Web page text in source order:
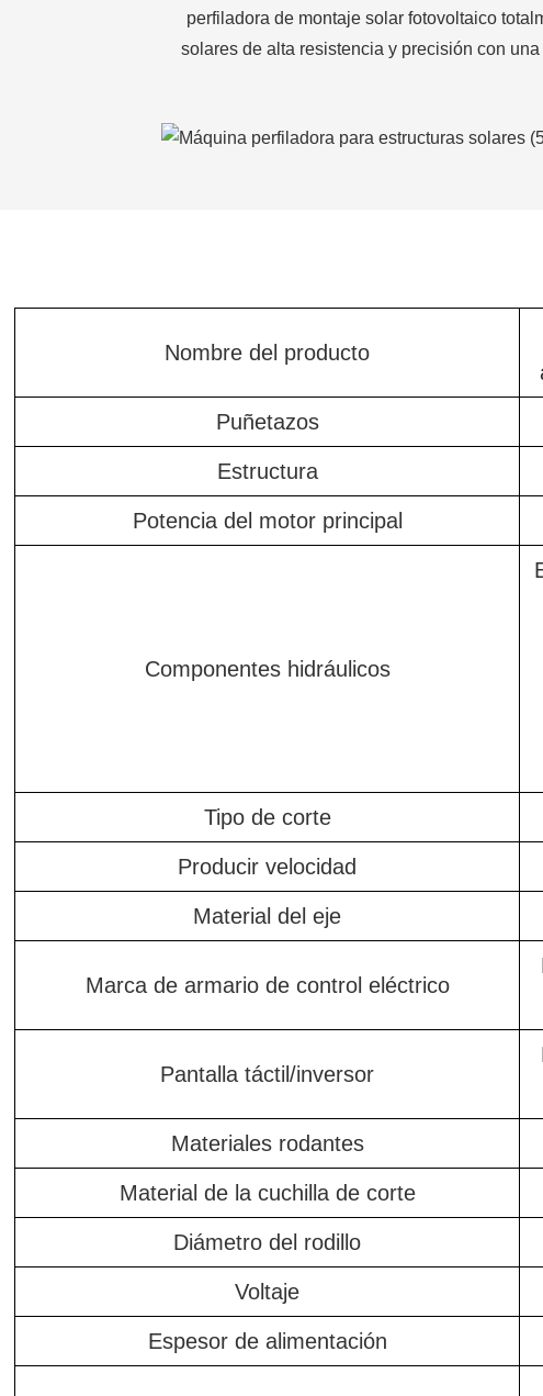
perfiladora de montaje solar fotovoltaico
solares de alta resistencia y precisión con
Nombre del producto
Puñetazos
Estructura
Potencia del motor principal
Componentes hidráulicos
Tipo de corte
Producir velocidad
Material del eje
Marca de armario de control eléctrico
Pantalla táctil/inversor
Materiales rodantes
Material de la cuchilla de corte
Diámetro del rodillo
Voltaje
Espesor de alimentación